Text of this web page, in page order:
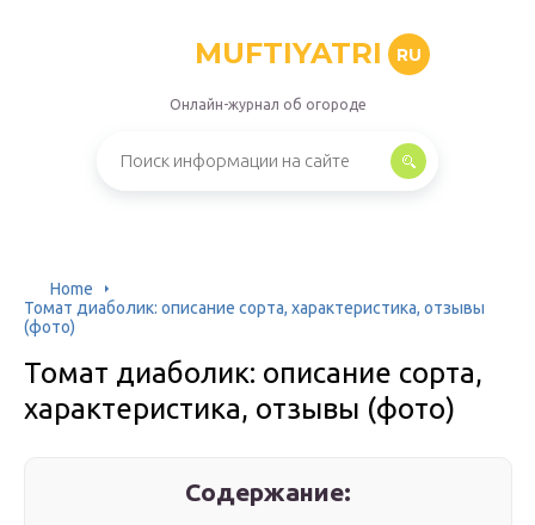
MUFTIYATRI RU
Онлайн-журнал об огороде
Home
Томат диаболик: описание сорта, характеристика, отзывы
(фото)
Томат диаболик: описание сорта,
характеристика, отзывы (фото)
Содержание: